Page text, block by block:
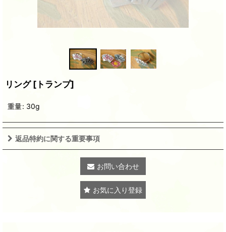
リング [ トランプ]
重量: 30g
返品特約に関する重要事項
お問い合わせ
お気に入り登録